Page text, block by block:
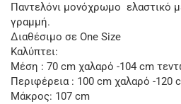
Παντελόνι μονόχρωμο ελαστικό
γραμμή.
Διαθέσιμο σε One Size
Καλύπτει:
Μέση : 70 cm χαλαρό -104 cm
Περιφέρεια : 100 cm χαλαρό -120
Μάκρος: 107 cm